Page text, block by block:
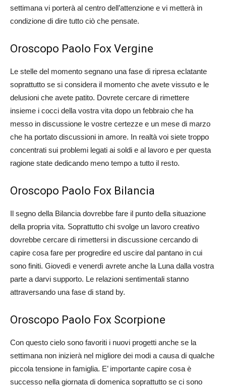
settimana vi porterà al centro dell’attenzione e vi metterà in
condizione di dire tutto ciò che pensate.
Oroscopo Paolo Fox Vergine
Le stelle del momento segnano una fase di ripresa eclatante
soprattutto se si considera il momento che avete vissuto e le
delusioni che avete patito. Dovrete cercare di rimettere
insieme i cocci della vostra vita dopo un febbraio che ha
messo in discussione le vostre certezze e un mese di marzo
che ha portato discussioni in amore. In realtà voi siete troppo
concentrati sui problemi legati ai soldi e al lavoro e per questa
ragione state dedicando meno tempo a tutto il resto.
Oroscopo Paolo Fox Bilancia
Il segno della Bilancia dovrebbe fare il punto della situazione
della propria vita. Soprattutto chi svolge un lavoro creativo
dovrebbe cercare di rimettersi in discussione cercando di
capire cosa fare per progredire ed uscire dal pantano in cui
sono finiti. Giovedì e venerdì avrete anche la Luna dalla vostra
parte a darvi supporto. Le relazioni sentimentali stanno
attraversando una fase di stand by.
Oroscopo Paolo Fox Scorpione
Con questo cielo sono favoriti i nuovi progetti anche se la
settimana non inizierà nel migliore dei modi a causa di qualche
piccola tensione in famiglia. E’ importante capire cosa è
successo nella giornata di domenica soprattutto se ci sono